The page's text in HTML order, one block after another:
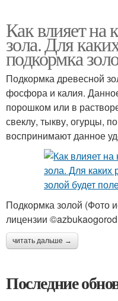
Как влияет на
зола. Для
подкормка
Подкормка древесной
фосфора и калия.
порошком или в
свеклу, тыкву, огурцы,
воспринимают данное
Подкормка золой (Фото
лицензии
читать дальше →
Последние